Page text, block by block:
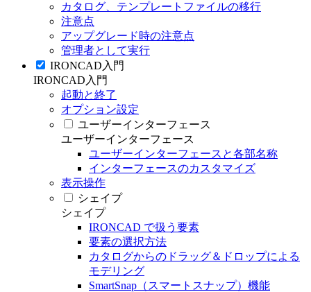
カタログ、テンプレートファイルの移行
注意点
アップグレード時の注意点
管理者として実行
IRONCAD入門
IRONCAD入門
起動と終了
オプション設定
ユーザーインターフェース
ユーザーインターフェース
ユーザーインターフェースと各部名称
インターフェースのカスタマイズ
表示操作
シェイプ
シェイプ
IRONCAD で扱う要素
要素の選択方法
カタログからのドラッグ＆ドロップによる
モデリング
SmartSnap（スマートスナップ）機能